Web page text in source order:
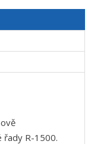
řady R-1500.